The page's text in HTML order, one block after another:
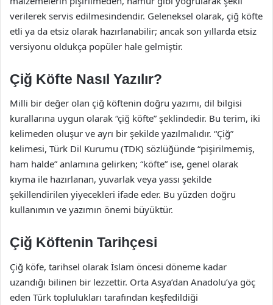
verilerek servis edilmesindendir. Geleneksel olarak, çiğ köfte
etli ya da etsiz olarak hazırlanabilir; ancak son yıllarda etsiz
versiyonu oldukça popüler hale gelmiştir.
Çiğ Köfte Nasıl Yazılır?
Milli bir değer olan çiğ köftenin doğru yazımı, dil bilgisi
kurallarına uygun olarak “çiğ köfte” şeklindedir. Bu terim, iki
kelimeden oluşur ve ayrı bir şekilde yazılmalıdır. “Çiğ”
kelimesi, Türk Dil Kurumu (TDK) sözlüğünde “pişirilmemiş,
ham halde” anlamına gelirken; “köfte” ise, genel olarak
kıyma ile hazırlanan, yuvarlak veya yassı şekilde
şekillendirilen yiyecekleri ifade eder. Bu yüzden doğru
kullanımın ve yazımın önemi büyüktür.
Çiğ Köftenin Tarihçesi
Çiğ köfe, tarihsel olarak İslam öncesi döneme kadar
uzandığı bilinen bir lezzettir. Orta Asya’dan Anadolu’ya göç
eden Türk toplulukları tarafından keşfedildiği